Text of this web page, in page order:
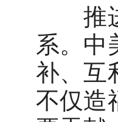
推进
系。中
补、互
不仅造